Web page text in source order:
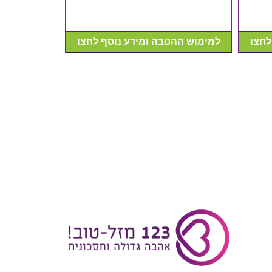
למימוש ההטבה ומידע נוסף לחצו